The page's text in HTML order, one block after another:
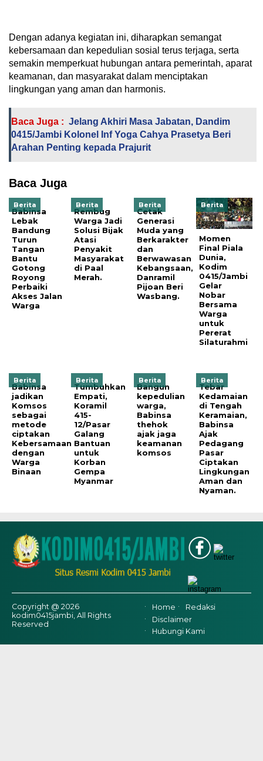
Dengan adanya kegiatan ini, diharapkan semangat
kebersamaan dan kepedulian sosial terus terjaga, serta
semakin memperkuat hubungan antara pemerintah, aparat
keamanan, dan masyarakat dalam menciptakan
lingkungan yang aman dan harmonis.
Baca Juga : Jelang Akhiri Masa Jabatan, Dandim
0415/Jambi Kolonel Inf Yoga Cahya Prasetya Beri
Arahan Penting kepada Prajurit
Baca Juga
Berita
Babinsa
Lebak
Bandung
Turun
Tangan
Bantu
Gotong
Royong
Perbaiki
Akses Jalan
Warga
Berita
Rembug
Warga Jadi
Solusi Bijak
Atasi
Penyakit
Masyarakat
di Paal
Merah.
Berita
Cetak
Generasi
Muda yang
Berkarakter
dan
Berwawasan
Kebangsaan,
Danramil
Pijoan Beri
Wasbang.
Berita
Momen
Final Piala
Dunia,
Kodim
0415/Jambi
Gelar
Nobar
Bersama
Warga
untuk
Pererat
Silaturahmi
Berita
Babinsa
jadikan
Komsos
sebagai
metode
ciptakan
Kebersamaan
dengan
Warga
Binaan
Berita
Tumbuhkan
Empati,
Koramil
415-
12/Pasar
Galang
Bantuan
untuk
Korban
Gempa
Myanmar
Berita
Bangun
kepedulian
warga,
Babinsa
thehok
ajak jaga
keamanan
komsos
Berita
Tebar
Kedamaian
di Tengah
Keramaian,
Babinsa
Ajak
Pedagang
Pasar
Ciptakan
Lingkungan
Aman dan
Nyaman.
Copyright @ 2026
kodim0415jambi, All Rights
Reserved
Home
Redaksi
Disclaimer
Hubungi Kami